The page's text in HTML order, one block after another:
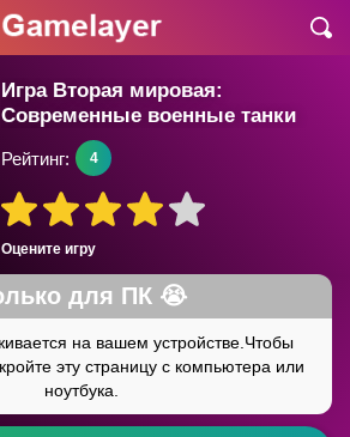
Игра Вторая мировая:
Современные военные танки
Оцените игру
Рейтинг: 4